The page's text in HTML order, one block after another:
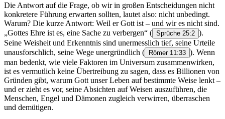
Die Antwort auf die Frage, ob wir in großen Entscheidungen nicht
konkretere Führung erwarten sollten, lautet also: nicht unbedingt.
Warum? Die kurze Antwort: Weil er Gott ist – und wir es nicht sind.
„Gottes Ehre ist es, eine Sache zu verbergen“ ( Sprüche 25:2 ).
Seine Weisheit und Erkenntnis sind unermesslich tief, seine Urteile
unausforschlich, seine Wege unergründlich ( Römer 11:33 ). Wenn
man bedenkt, wie viele Faktoren im Universum zusammenwirken,
ist es vermutlich keine Übertreibung zu sagen, dass es Billionen von
Gründen gibt, warum Gott unser Leben auf bestimmte Weise lenkt –
und er zieht es vor, seine Absichten auf Weisen auszuführen, die
Menschen, Engel und Dämonen zugleich verwirren, überraschen
und demütigen.